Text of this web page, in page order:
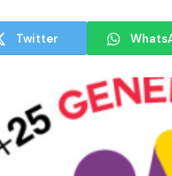
Twitter